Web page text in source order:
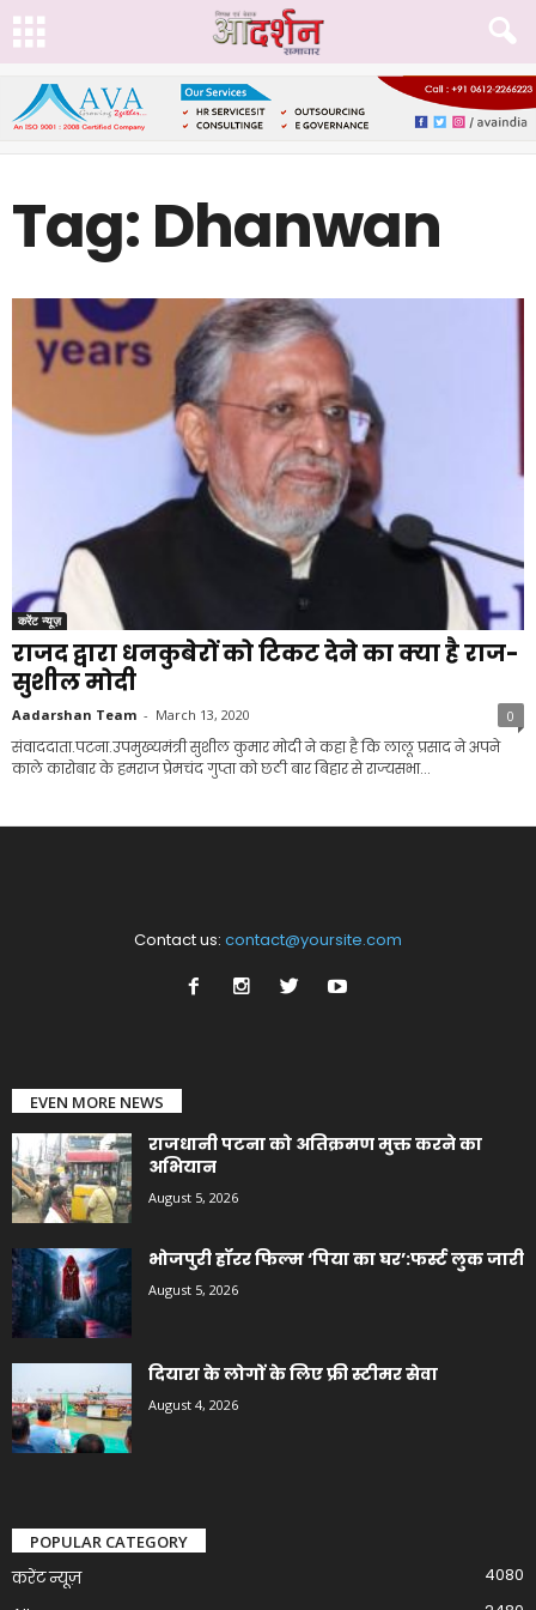
Tag: Dhanwan
करेंट न्यूज़
राजद द्वारा धनकुबेरों को टिकट देने का क्या है राज-
सुशील मोदी
Aadarshan Team - March 13, 2020 0
संवाददाता.पटना.उपमुख्यमंत्री सुशील कुमार मोदी ने कहा है कि लालू प्रसाद ने अपने
काले कारोबार के हमराज प्रेमचंद गुप्ता को छठी बार बिहार से राज्यसभा...
Contact us: contact@yoursite.com
EVEN MORE NEWS
राजधानी पटना को अतिक्रमण मुक्त करने का
अभियान
August 5, 2026
भोजपुरी हॉरर फिल्म ‘पिया का घर’:फर्स्ट लुक जारी
August 5, 2026
दियारा के लोगों के लिए फ्री स्टीमर सेवा
August 4, 2026
POPULAR CATEGORY
करेंट न्यूज़
4080